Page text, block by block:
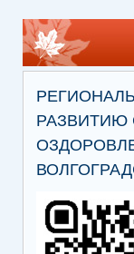
РАЗВИТИЮ